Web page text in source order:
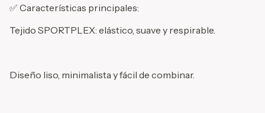
✅ Características principales:
Tejido SPORTPLEX: elástico, suave y respirable.
Diseño liso, minimalista y fácil de combinar.